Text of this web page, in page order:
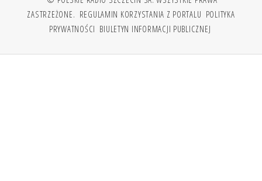
ZASTRZEŻONE. REGULAMIN KORZYSTANIA Z PORTALU POLITYKA
PRYWATNOŚCI BIULETYN INFORMACJI PUBLICZNEJ